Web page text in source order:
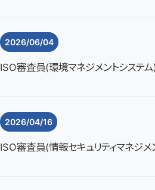
2026/06/04
ISO審査員(環境マネジメントシステ
2026/04/16
ISO審査員(情報セキュリティマネジ